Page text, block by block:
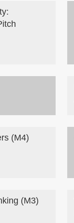
(M4)
(M3)